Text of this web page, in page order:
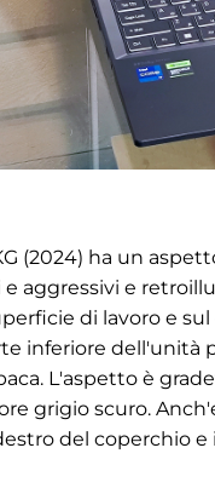
(2024) ha un
aggressivi e
di lavoro e
inferiore dell'unità
L'aspetto è
grigio scuro.
del coperchio